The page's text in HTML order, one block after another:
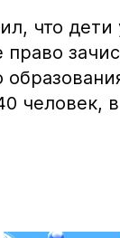
что
человек,